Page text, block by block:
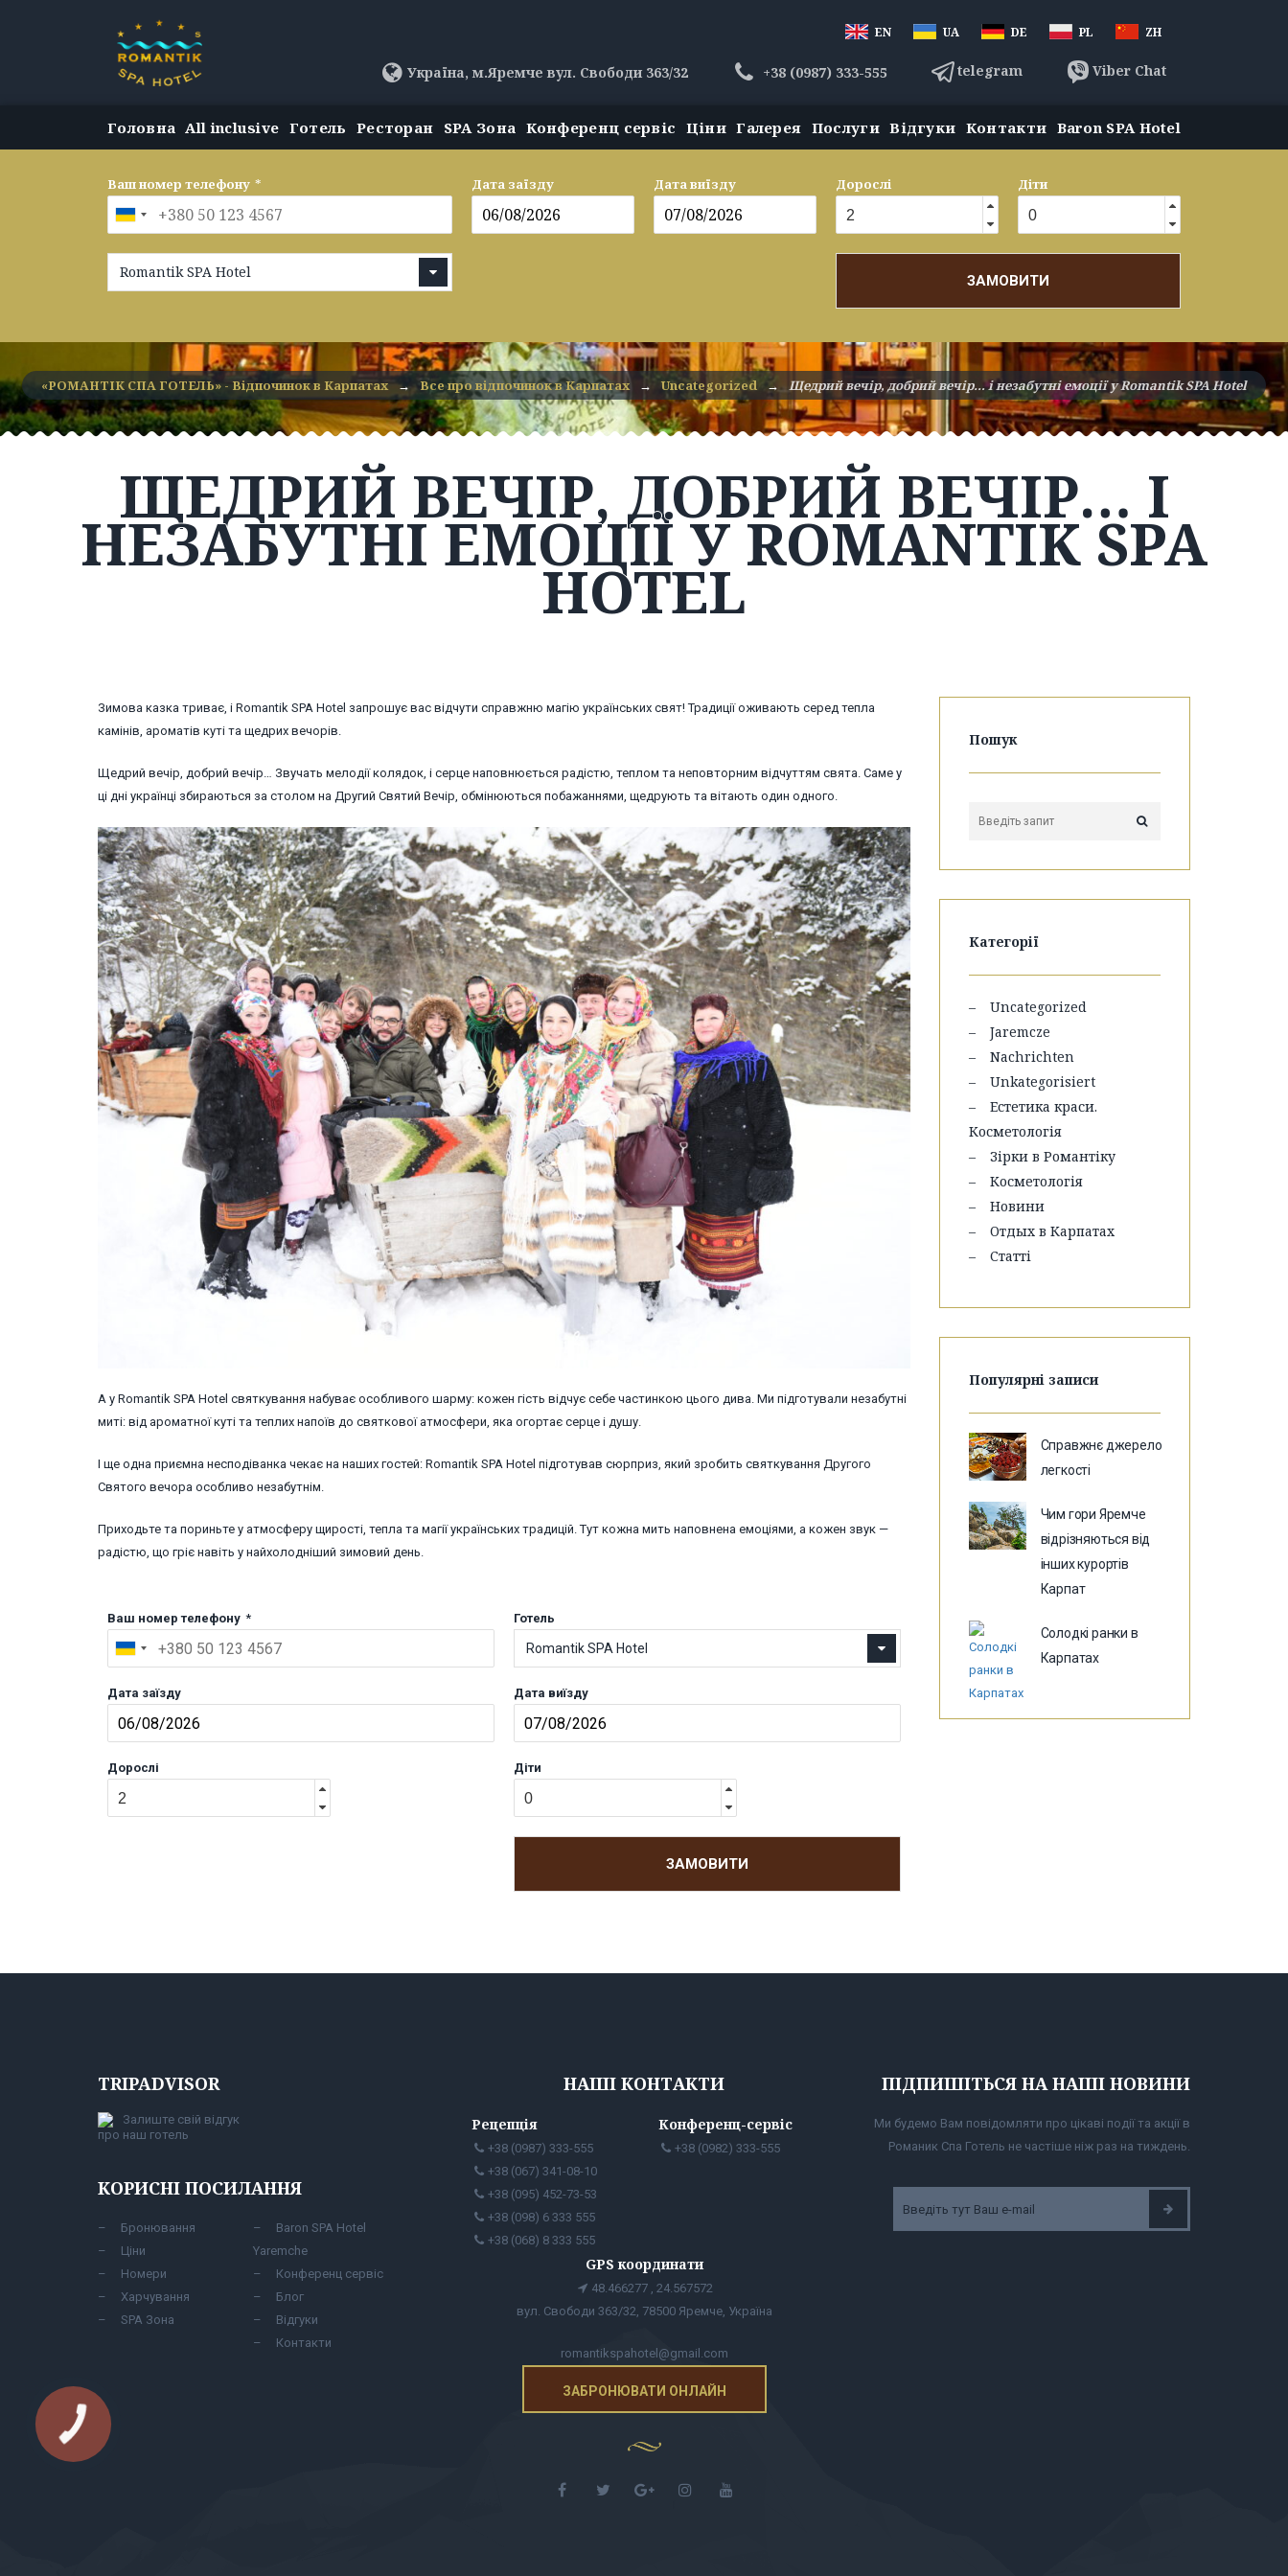
EN UA DE PL ZH
Україна, м.Яремче вул. Свободи 363/32 +38 (0987) 333-555 telegram Viber Chat
Головна All inclusive Готель Ресторан SPA Зона Конференц сервіс Ціни Галерея Послуги Відгуки Контакти Baron SPA Hotel
Ваш номер телефону *
Romantik SPA Hotel
Дата заїзду Дата виїзду Дорослі Діти
ЗАМОВИТИ
«РОМАНТІК СПА ГОТЕЛЬ» - Відпочинок в Карпатах → Все про відпочинок в Карпатах → Uncategorized → Щедрий вечір, добрий вечір… і незабутні емоції у Romantik SPA Hotel
ЩЕДРИЙ ВЕЧІР, ДОБРИЙ ВЕЧІР… І
НЕЗАБУТНІ ЕМОЦІЇ У ROMANTIK SPA
HOTEL
Зимова казка триває, і Romantik SPA Hotel запрошує вас відчути справжню магію українських свят! Традиції оживають серед тепла
камінів, ароматів куті та щедрих вечорів.
Щедрий вечір, добрий вечір… Звучать мелодії колядок, і серце наповнюється радістю, теплом та неповторним відчуттям свята. Саме у
ці дні українці збираються за столом на Другий Святий Вечір, обмінюються побажаннями, щедрують та вітають один одного.
А у Romantik SPA Hotel святкування набуває особливого шарму: кожен гість відчує себе частинкою цього дива. Ми підготували незабутні
миті: від ароматної куті та теплих напоїв до святкової атмосфери, яка огортає серце і душу.
І ще одна приємна несподіванка чекає на наших гостей: Romantik SPA Hotel підготував сюрприз, який зробить святкування Другого
Святого вечора особливо незабутнім.
Приходьте та пориньте у атмосферу щирості, тепла та магії українських традицій. Тут кожна мить наповнена емоціями, а кожен звук —
радістю, що гріє навіть у найхолодніший зимовий день.
Ваш номер телефону *
Дата заїзду
Дорослі
Готель
Romantik SPA Hotel
Дата виїзду
Діти
ЗАМОВИТИ
Пошук
Категорії
Uncategorized
Jaremcze
Nachrichten
Unkategorisiert
Естетика краси.
Косметологія
Зірки в Романтіку
Косметологія
Новини
Отдых в Карпатах
Статті
Популярні записи
Справжнє джерело
легкості
Чим гори Яремче
відрізняються від
інших курортів
Карпат
Солодкі ранки в
Карпатах
TRIPADVISOR
Залиште свій відгук
про наш готель
КОРИСНІ ПОСИЛАННЯ
Бронювання
Ціни
Номери
Харчування
SPA Зона
Baron SPA Hotel
Yaremche
Конференц сервіс
Блог
Відгуки
Контакти
НАШІ КОНТАКТИ
Рецепція
+38 (0987) 333-555
+38 (067) 341-08-10
+38 (095) 452-73-53
+38 (098) 6 333 555
+38 (068) 8 333 555
Конференц-сервіс
+38 (0982) 333-555
GPS координати
48.466277 , 24.567572
вул. Свободи 363/32, 78500 Яремче, Україна
romantikspahotel@gmail.com
ЗАБРОНЮВАТИ ОНЛАЙН
ПІДПИШІТЬСЯ НА НАШІ НОВИНИ
Ми будемо Вам повідомляти про цікаві події та акції в
Романик Спа Готель не частіше ніж раз на тиждень.